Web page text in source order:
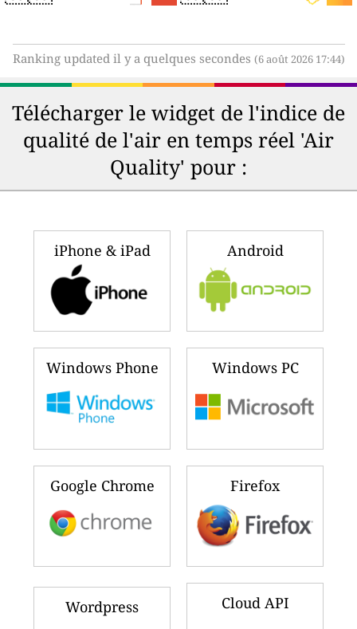
Ranking updated il y a quelques secondes (6 août 2026 17:44)
Télécharger le widget de l'indice de
qualité de l'air en temps réel 'Air
Quality' pour :
iPhone & iPad Android
Windows Phone Windows PC
Google Chrome Firefox
Wordpress Cloud API